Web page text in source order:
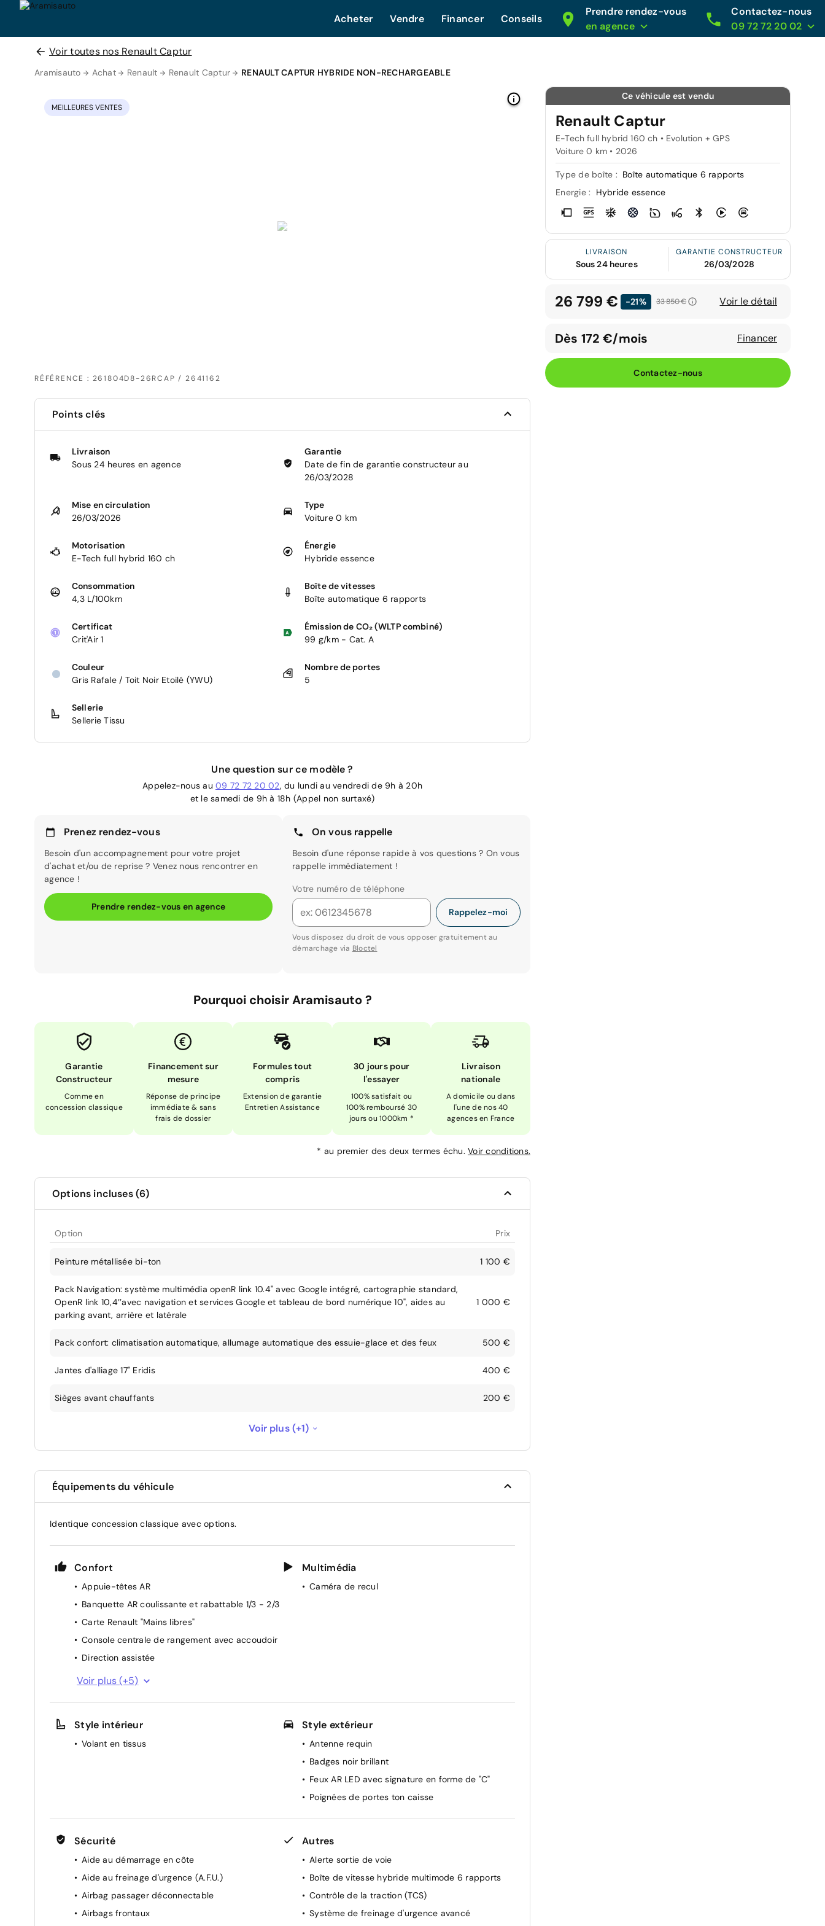
Acheter Vendre Financer Conseils
Prendre rendez-vous
en agence
Contactez-nous
09 72 72 20 02
Voir toutes nos Renault Captur
Aramisauto Achat Renault Renault Captur RENAULT CAPTUR HYBRIDE NON-RECHARGEABLE
MEILLEURES VENTES
RÉFÉRENCE : 261804D8-26RCAP / 2641162
Ce véhicule est vendu
Renault Captur
E-Tech full hybrid 160 ch • Evolution + GPS
Voiture 0 km • 2026
Type de boîte : Boîte automatique 6 rapports
Energie :
Hybride essence
LIVRAISON
Sous 24 heures
GARANTIE CONSTRUCTEUR
26/03/2028
26 799 € -21% 33 850 € Voir le détail
Dès 172 €/mois Financer
Contactez-nous
Points clés
Livraison
Sous 24 heures en agence
Garantie
Date de fin de garantie constructeur au
26/03/2028
Mise en circulation
26/03/2026
Type
Voiture 0 km
Motorisation
E-Tech full hybrid 160 ch
Énergie
Hybride essence
Consommation
4,3 L/100km
Boîte de vitesses
Boîte automatique 6 rapports
Certificat
Crit'Air 1
Émission de CO₂ (WLTP combiné)
99 g/km - Cat. A
Couleur
Gris Rafale / Toit Noir Etoilé (YWU)
Nombre de portes
5
Sellerie
Sellerie Tissu
Une question sur ce modèle ?
Appelez-nous au 09 72 72 20 02, du lundi au vendredi de 9h à 20h
et le samedi de 9h à 18h (Appel non surtaxé)
Prenez rendez-vous
Besoin d'un accompagnement pour votre projet
d'achat et/ou de reprise ? Venez nous rencontrer en
agence !
Prendre rendez-vous en agence
On vous rappelle
Besoin d'une réponse rapide à vos questions ? On vous
rappelle immédiatement !
Votre numéro de téléphone
Rappelez-moi
Vous disposez du droit de vous opposer gratuitement au
démarchage via Bloctel
Pourquoi choisir Aramisauto ?
Garantie
Constructeur
Comme en
concession classique
Financement sur
mesure
Réponse de principe
immédiate & sans
frais de dossier
Formules tout
compris
Extension de garantie
Entretien Assistance
30 jours pour
l'essayer
100% satisfait ou
100% remboursé 30
jours ou 1000km *
Livraison
nationale
A domicile ou dans
l'une de nos 40
agences en France
* au premier des deux termes échu. Voir conditions.
Options incluses (6)
Option Prix
Peinture métallisée bi-ton 1 100 €
Pack Navigation: système multimédia openR link 10.4" avec Google intégré, cartographie standard,
OpenR link 10,4’’avec navigation et services Google et tableau de bord numérique 10", aides au
parking avant, arrière et latérale
1 000 €
Pack confort: climatisation automatique, allumage automatique des essuie-glace et des feux 500 €
Jantes d'alliage 17" Eridis 400 €
Sièges avant chauffants 200 €
Voir plus (+1)
Équipements du véhicule
Identique concession classique avec options.
Confort
Appuie-têtes AR
Banquette AR coulissante et rabattable 1/3 - 2/3
Carte Renault "Mains libres"
Console centrale de rangement avec accoudoir
Direction assistée
Hayon AR manuel
Lunette AR chauffante
Rétroviseurs extérieurs électriques dégivrants
Voir plus (+5)
Multimédia
Caméra de recul
Style intérieur
Volant en tissus
Style extérieur
Antenne requin
Badges noir brillant
Feux AR LED avec signature en forme de "C"
Poignées de portes ton caisse
Sécurité
Aide au démarrage en côte
Aide au freinage d'urgence (A.F.U.)
Airbag passager déconnectable
Airbags frontaux
Autres
Alerte sortie de voie
Boîte de vitesse hybride multimode 6 rapports
Contrôle de la traction (TCS)
Système de freinage d'urgence avancé